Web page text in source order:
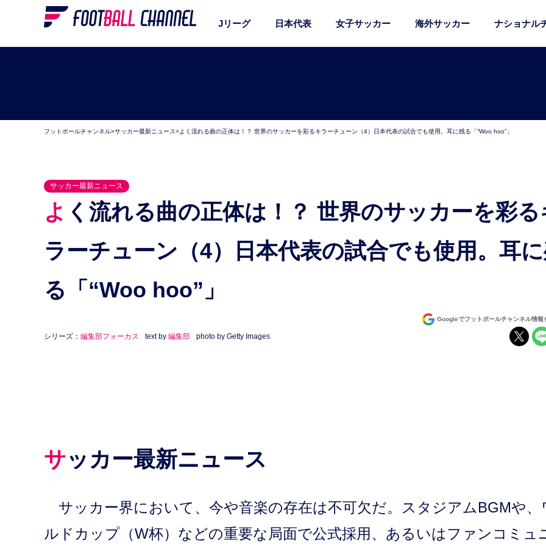
Jリーグ 日本代表 女子サッカー 海外サッカー ナショナル
フットボールチャンネル>サッカー最新ニュース>よく流れる曲の正体は！？ 世界のサッカーを彩るキラーチューン（4）日本代表の試合でも使用。耳に残る「“Woo hoo”」
サッカー最新ニュース
よく流れる曲の正体は！？ 世界のサッカーを彩るキ
ラーチューン（4）日本代表の試合でも使用。耳
る「“Woo hoo”」
Googleでフットボールチャンネル情報
シリーズ： 編集部フォーカス text by 編集部 photo by Getty Images
サッカー最新ニュース
サッカー界において、今や音楽の存在は不可欠だ。スタジアムBGMや、
ルドカップ（W杯）などの重要な局面で公式採用、あるいはファンコミュ